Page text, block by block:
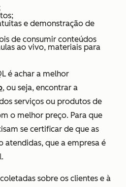
e demonstração de
de consumir conteúdos
ao vivo, materiais para
é achar a melhor
, ou seja, encontrar a
serviços ou produtos de
o melhor preço. Para que
se certificar de que as
atendidas, que a empresa é
sobre os clientes e à